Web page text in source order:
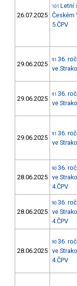
26.07.2025
101 Letní
Českém
5.ČPV
29.06.2025
91 36.
ve
29.06.2025
91 36.
ve
29.06.2025 91 36.
ve
28.06.2025
90 36.
ve
4.ČPV
28.06.2025
90 36.
ve
4.ČPV
28.06.2025
90 36.
ve
4.ČPV